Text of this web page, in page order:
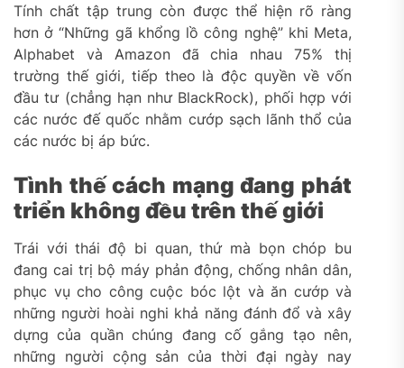
Tính chất tập trung còn được thể hiện rõ ràng
hơn ở “Những gã khổng lồ công nghệ” khi Meta,
Alphabet và Amazon đã chia nhau 75% thị
trường thế giới, tiếp theo là độc quyền về vốn
đầu tư (chẳng hạn như BlackRock), phối hợp với
các nước đế quốc nhằm cướp sạch lãnh thổ của
các nước bị áp bức.
Tình thế cách mạng đang phát
triển không đều trên thế giới
Trái với thái độ bi quan, thứ mà bọn chóp bu
đang cai trị bộ máy phản động, chống nhân dân,
phục vụ cho công cuộc bóc lột và ăn cướp và
những người hoài nghi khả năng đánh đổ và xây
dựng của quần chúng đang cố gắng tạo nên,
những người cộng sản của thời đại ngày nay